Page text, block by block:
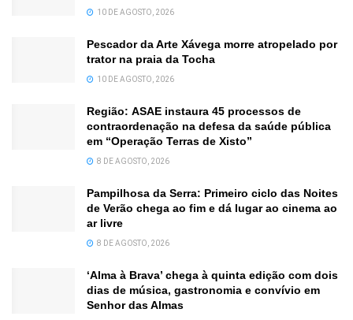
10 DE AGOSTO, 2026
Pescador da Arte Xávega morre atropelado por
trator na praia da Tocha
10 DE AGOSTO, 2026
Região: ASAE instaura 45 processos de
contraordenação na defesa da saúde pública
em “Operação Terras de Xisto”
8 DE AGOSTO, 2026
Pampilhosa da Serra: Primeiro ciclo das Noites
de Verão chega ao fim e dá lugar ao cinema ao
ar livre
8 DE AGOSTO, 2026
‘Alma à Brava’ chega à quinta edição com dois
dias de música, gastronomia e convívio em
Senhor das Almas